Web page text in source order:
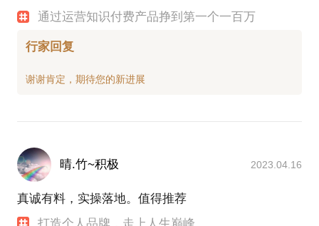
(含春节放假一个月 )，首印签约版税及衍生收益七百
万元，登上中国作家富豪榜主榜。
微博：张晓媛Yvane
通过运营知识付费产品挣到第一个一百万
行家回复
晴.竹~积极 2023.04.16
真诚有料，实操落地。值得推荐
打造个人品牌，走上人生巅峰